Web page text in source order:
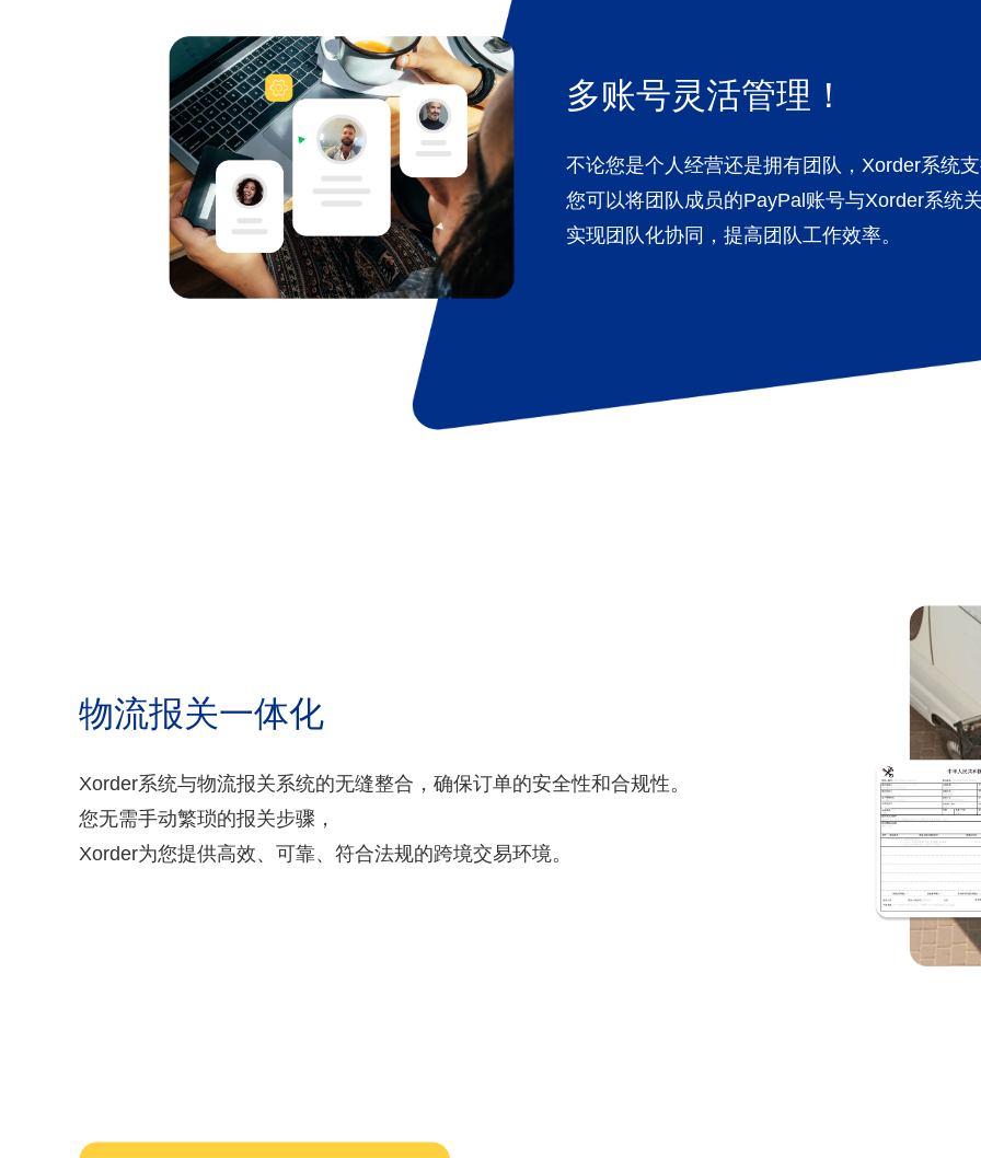
多账号灵活管理！
不论您是个人经营还是拥有团队，Xorder系统
您可以将团队成员的PayPal账号与Xorder系统
实现团队化协同，提高团队工作效率。
物流报关一体化
Xorder系统与物流报关系统的无缝整合，确保订单的安全性和合规性。
您无需手动繁琐的报关步骤，
Xorder为您提供高效、可靠、符合法规的跨境交易环境。